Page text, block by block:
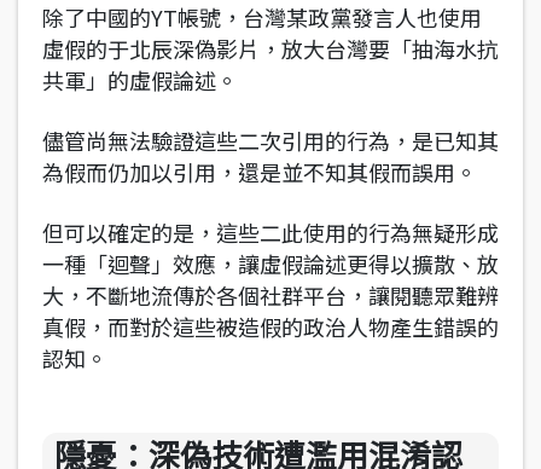
除了中國的YT帳號，台灣某政黨發言人也使用
虛假的于北辰深偽影片，放大台灣要「抽海水抗
共軍」的虛假論述。
儘管尚無法驗證這些二次引用的行為，是已知其
為假而仍加以引用，還是並不知其假而誤用。
但可以確定的是，這些二此使用的行為無疑形成
一種「迴聲」效應，讓虛假論述更得以擴散、放
大，不斷地流傳於各個社群平台，讓閱聽眾難辨
真假，而對於這些被造假的政治人物產生錯誤的
認知。
隱憂：深偽技術遭濫用混淆認